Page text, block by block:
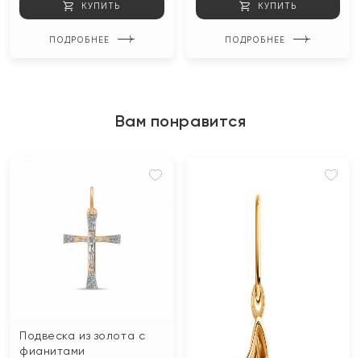
КУПИТЬ
ПОДРОБНЕЕ
КУПИТЬ
ПОДРОБНЕЕ
Вам понравится
Подвеска из золота с
фианитами